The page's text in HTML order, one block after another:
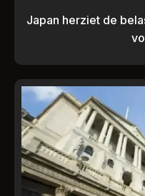
Japan herziet de